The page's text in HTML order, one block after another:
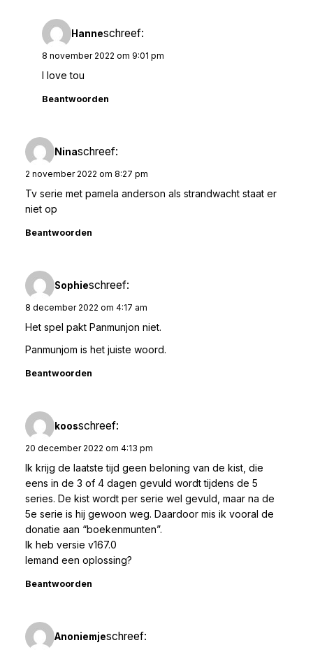
Hanneschreef:
8 november 2022 om 9:01 pm
I love tou
Beantwoorden
Ninaschreef:
2 november 2022 om 8:27 pm
Tv serie met pamela anderson als strandwacht staat er
niet op
Beantwoorden
Sophieschreef:
8 december 2022 om 4:17 am
Het spel pakt Panmunjon niet.
Panmunjom is het juiste woord.
Beantwoorden
koosschreef:
20 december 2022 om 4:13 pm
Ik krijg de laatste tijd geen beloning van de kist, die
eens in de 3 of 4 dagen gevuld wordt tijdens de 5
series. De kist wordt per serie wel gevuld, maar na de
5e serie is hij gewoon weg. Daardoor mis ik vooral de
donatie aan “boekenmunten”.
Ik heb versie v167.0
Iemand een oplossing?
Beantwoorden
Anoniemjeschreef: